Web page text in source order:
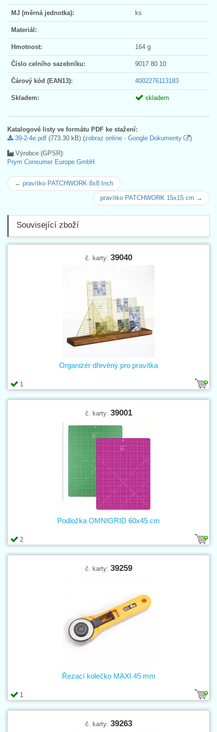
MJ (měrná jednotka): ks
Materiál:
Hmotnost: 164 g
Číslo celního sazebníku: 9017 80 10
Čárový kód (EAN13): 4002276113183
Skladem: skladem
Katalogové listy ve formátu PDF ke stažení:
39-2-4e.pdf (773.30 kB) (zobraz online - Google Dokumenty )
Výrobce (GPSR):
Prym Consumer Europe GmbH
← pravítko PATCHWORK 8x8 Inch
pravítko PATCHWORK 15x15 cm →
Související zboží
č. karty: 39040
1
Organizér dřevěný pro pravítka
č. karty: 39001
2
Podložka OMNIGRID 60x45 cm
č. karty: 39259
1
Řezací kolečko MAXI 45 mm
č. karty: 39263